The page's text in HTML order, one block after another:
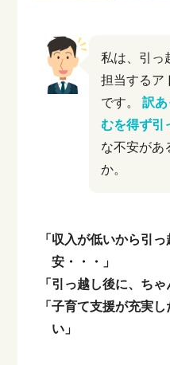
私は、引っ
担当するア
です。
訳
むを得ず引
な不安があ
か。
「収入が低いから引
安・・・」
「引っ越し後に、ち
「子育て支援が充実
い」